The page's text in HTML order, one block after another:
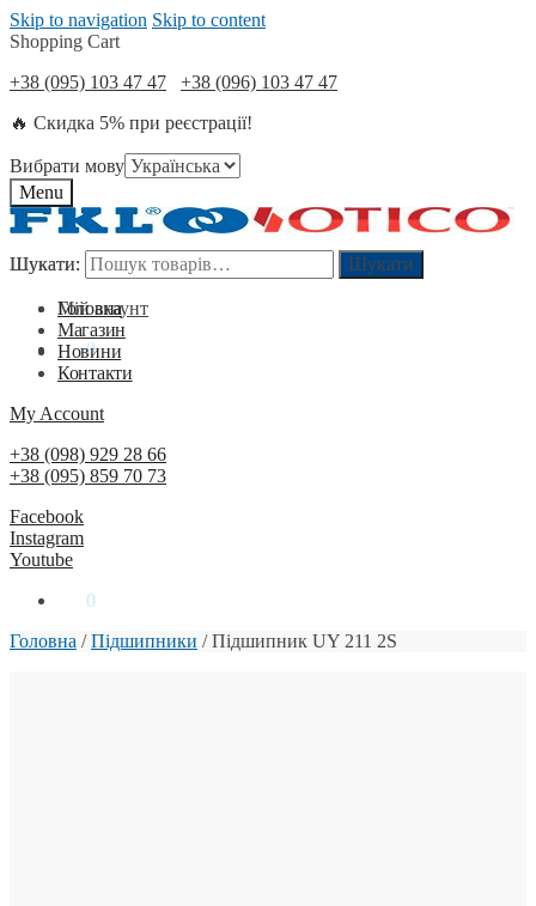
Skip to navigation Skip to content
Shopping Cart
+38 (095) 103 47 47
+38 (096) 103 47 47
🔥 Скидка 5% при реєстрації!
Вибрати мову
Menu
Шукати: Шукати
Мій акаунт
0₴ 0
Шукати: Шукати
Головна
Магазин
Новини
Контакти
My Account
+38 (098) 929 28 66
+38 (095) 859 70 73
Facebook
Instagram
Youtube
0
Головна /Підшипники /Підшипник UY 211 2S